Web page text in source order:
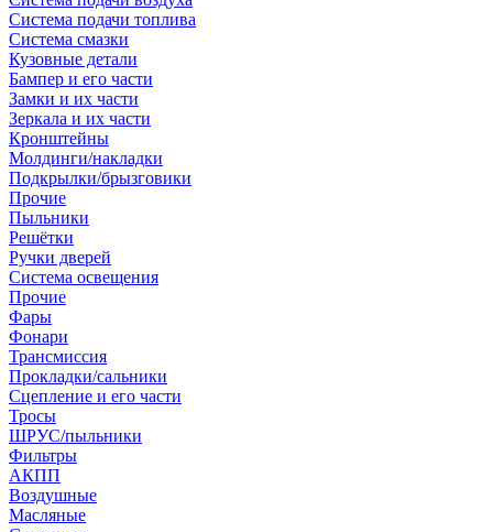
Система подачи топлива
Система смазки
Кузовные детали
Бампер и его части
Замки и их части
Зеркала и их части
Кронштейны
Молдинги/накладки
Подкрылки/брызговики
Прочие
Пыльники
Решётки
Ручки дверей
Система освещения
Прочие
Фары
Фонари
Трансмиссия
Прокладки/сальники
Сцепление и его части
Тросы
ШРУС/пыльники
Фильтры
АКПП
Воздушные
Масляные